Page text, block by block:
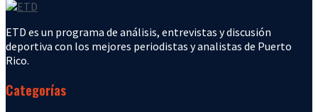
ETD es un programa de análisis, entrevistas y discusión
deportiva con los mejores periodistas y analistas de Puerto
Rico.
Categorías